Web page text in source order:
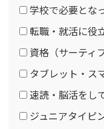
学校で必要とな
転職・就活に役
資格（サーティ
タブレット・ス
速読・脳活をし
ジュニアタイピ